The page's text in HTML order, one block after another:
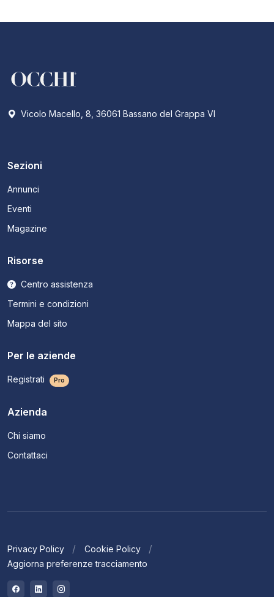
Vicolo Macello, 8, 36061 Bassano del Grappa VI
Sezioni
Annunci
Eventi
Magazine
Risorse
Centro assistenza
Termini e condizioni
Mappa del sito
Per le aziende
Registrati Pro
Azienda
Chi siamo
Contattaci
Privacy Policy
Cookie Policy
Aggiorna preferenze tracciamento